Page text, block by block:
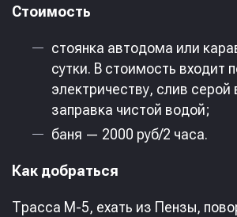
Стоимость
стоянка автодома или
сутки. В стоимость входит
электричеству, слив серой
заправка чистой водой;
баня — 2000 руб/2 часа.
Как добраться
Трасcа М-5, ехать из Пензы,